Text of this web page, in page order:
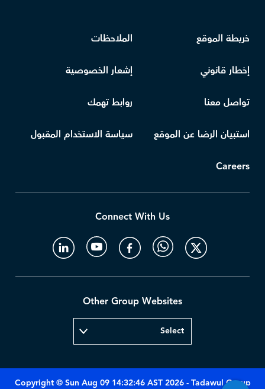
خريطة الموقع الملاحظات
إخطار قانوني إشعار الخصوصية
تواصل معنا روابط تهمك
استبيان الرضا عن الموقع سياسة الاستخدام المقبول
Careers
Connect With Us
Other Group Websites
Copyright © Sun Aug 09 14:32:46 AST 2026 - Tadawul Group